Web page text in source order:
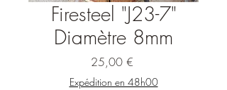
Firesteel "J23-7"
Diamètre 8mm
25,00 €Prix
Expédition en 48h00